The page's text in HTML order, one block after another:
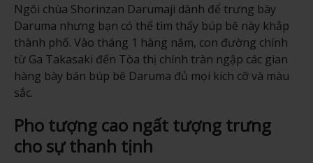
Ngôi chùa Shorinzan Darumaji dành để trưng bày
Daruma nhưng bạn có thể tìm thấy búp bê này khắp
thành phố. Vào tháng 1 hàng năm, con đường chính
từ Ga Takasaki đến Tòa thị chính tràn ngập các gian
hàng bày bán búp bê Daruma đủ mọi kích cỡ và màu
sắc.
Pho tượng cao ngất tượng trưng
cho sự thanh tịnh